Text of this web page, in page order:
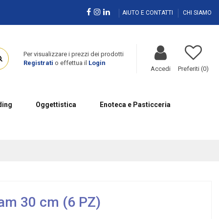
AIUTO E CONTATTI CHI SIAMO
Per visualizzare i prezzi dei prodotti
Registrati o effettua il Login
Accedi Preferiti (0)
Oggettistica Enoteca e Pasticceria
30 cm (6 PZ)